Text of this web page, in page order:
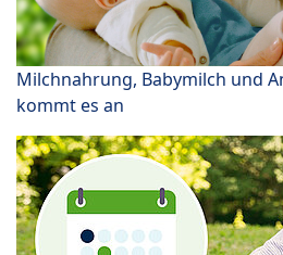
Milchnahrung, Babymilch und
kommt es an